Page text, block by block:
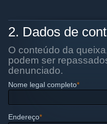
2. Dados de
O conteúdo da
podem ser
denunciado.
Nome legal completo*
Endereço*